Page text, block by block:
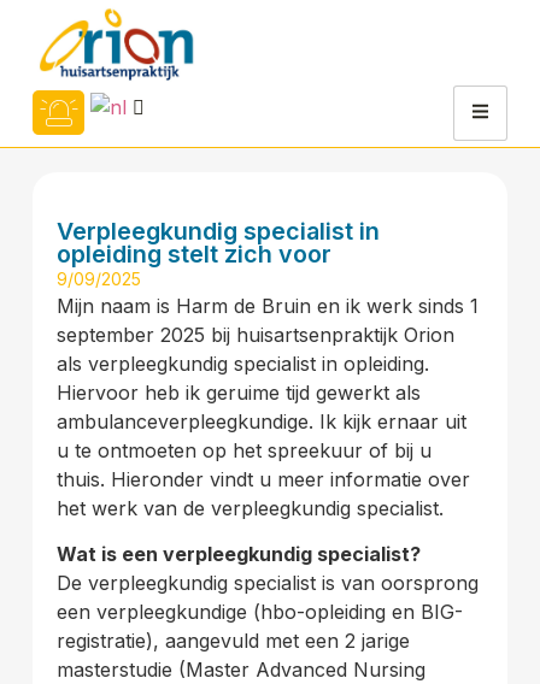
Verpleegkundig specialist in
opleiding stelt zich voor
9/09/2025
Mijn naam is Harm de Bruin en ik werk sinds 1
september 2025 bij huisartsenpraktijk Orion
als verpleegkundig specialist in opleiding.
Hiervoor heb ik geruime tijd gewerkt als
ambulanceverpleegkundige. Ik kijk ernaar uit
u te ontmoeten op het spreekuur of bij u
thuis. Hieronder vindt u meer informatie over
het werk van de verpleegkundig specialist.
Wat is een verpleegkundig specialist?
De verpleegkundig specialist is van oorsprong
een verpleegkundige (hbo-opleiding en BIG-
registratie), aangevuld met een 2 jarige
masterstudie (Master Advanced Nursing